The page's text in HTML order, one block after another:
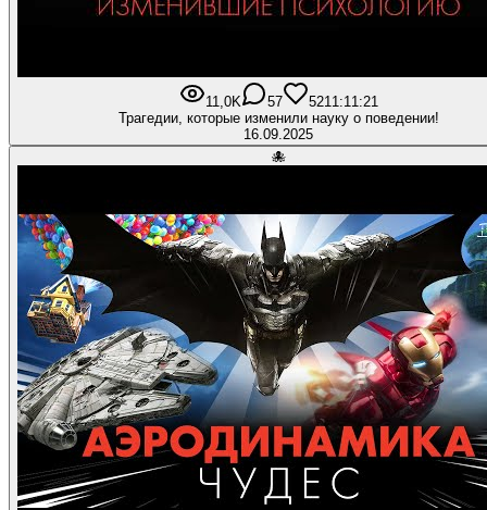
11,0K 57 521 1:11:21
Трагедии, которые изменили науку о поведении!
16.09.2025
🐙